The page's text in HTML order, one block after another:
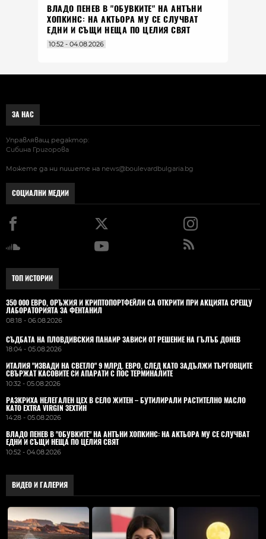
ВЛАДO ПЕНЕВ В "ОБУВКИТЕ" НА АНТЪНИ
ХОПКИНС: НА АКТЬОРА МУ СЕ СЛУЧВАТ
ЕДНИ И СЪЩИ НЕЩА ПО ЦЕЛИЯ СВЯТ
10:52 - 04.08.2026
ЗА НАС
Управляващ редактор:
Сибина Григорова
Можете да ни пишете на news@boulevardbulgaria.bg
СОЦИАЛНИ МЕДИИ
ТОП ИСТОРИИ
350 000 ЕВРО, ОРЪЖИЯ И КРИПТОПОРТФЕЙЛИ СА ОТКРИТИ ПРИ АКЦИЯТА СРЕЩУ
ЛАБОРАТОРИЯТА ЗА ФЕНТАНИЛ
08:18 - 06.08.2026
СЪДБАТА НА ПЛОВДИВСКИЯ ПАНАИР ЗАВИСИ ОТ РЕШЕНИЕ НА ГЪЛЪБ ДОНЕВ
18:04 - 05.08.2026
ИТАЛИЯ "ИЗВАДИ НА СВЕТЛО" 9 МЛРД. ЕВРО, СЛЕД КАТО ЗАДЪЛЖИ ТЪРГОВЦИТЕ
СВЪРЖАТ КАСОВИТЕ СИ АПАРАТИ С ПОС ТЕРМИНАЛИТЕ
10:32 - 05.08.2026
РАЗКРИХА НЕЛЕГАЛЕН ЦЕХ В СЕЛО ЖИТЕН – БУТИЛИРАЛИ РАСТИТЕЛНО МАСЛО
КАТО EXTRA VIRGIN ЗЕХТИН
14:28 - 05.08.2026
ВЛАДO ПЕНЕВ В "ОБУВКИТЕ" НА АНТЪНИ ХОПКИНС: НА АКТЬОРА МУ СЕ СЛУЧВАТ
ЕДНИ И СЪЩИ НЕЩА ПО ЦЕЛИЯ СВЯТ
10:52 - 04.08.2026
ВИДЕО И ГАЛЕРИЯ